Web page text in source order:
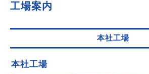
工場案内
本社工場
本社工場